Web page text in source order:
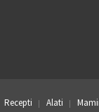
Recepti Alati